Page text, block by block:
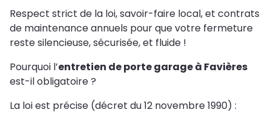
Respect strict de la loi, savoir-faire local, et contrats
de maintenance annuels pour que votre fermeture
reste silencieuse, sécurisée, et fluide !
Pourquoi l’entretien de porte garage à Favières
est-il obligatoire ?
La loi est précise (décret du 12 novembre 1990) :